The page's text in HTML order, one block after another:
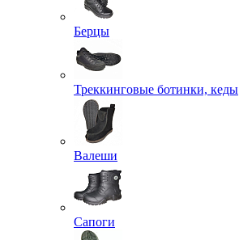
Берцы
Треккинговые ботинки, кеды
Валеши
Сапоги